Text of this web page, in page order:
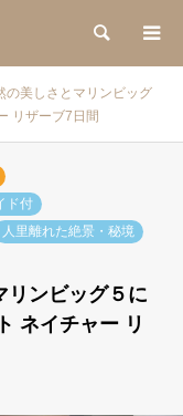
検索
の美しさとマリンビッグ
リザーブ7日間
ド付
人里離れた絶景・秘境
リンビッグ５に
ネイチャー リ